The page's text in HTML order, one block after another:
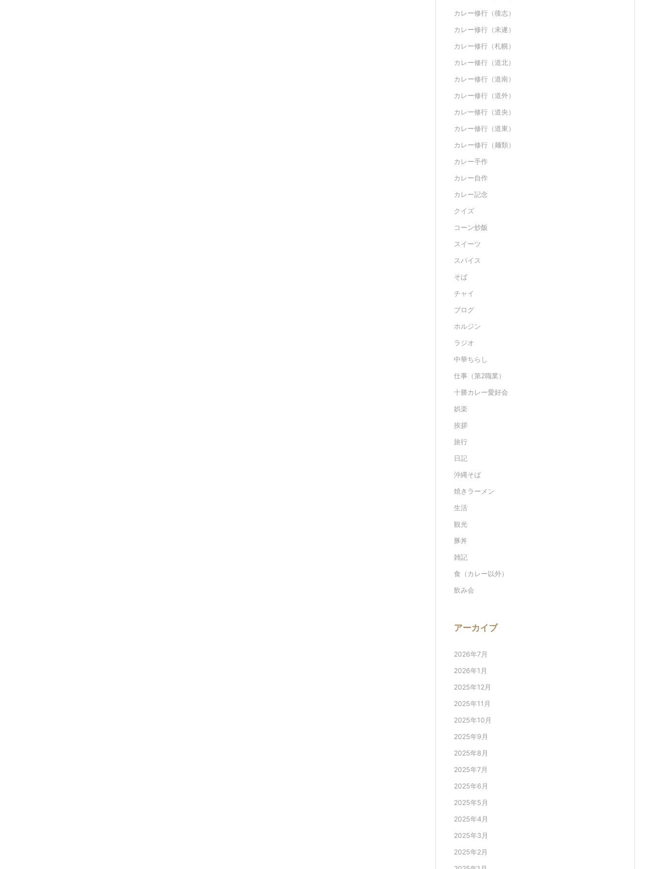
カレー修行（後志）
カレー修行（未遂）
カレー修行（札幌）
カレー修行（道北）
カレー修行（道南）
カレー修行（道外）
カレー修行（道央）
カレー修行（道東）
カレー修行（麺類）
カレー手作
カレー自作
カレー記念
クイズ
コーン炒飯
スイーツ
スパイス
そば
チャイ
ブログ
ホルジン
ラジオ
中華ちらし
仕事（第2職業）
十勝カレー愛好会
娯楽
挨拶
旅行
日記
沖縄そば
焼きラーメン
生活
観光
豚丼
雑記
食（カレー以外）
飲み会
アーカイブ
2026年7月
2026年1月
2025年12月
2025年11月
2025年10月
2025年9月
2025年8月
2025年7月
2025年6月
2025年5月
2025年4月
2025年3月
2025年2月